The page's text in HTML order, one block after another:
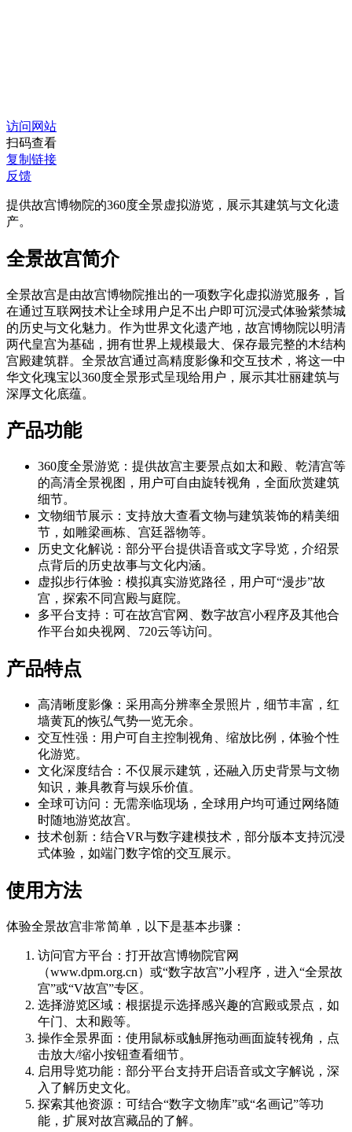
访问网站
扫码查看
复制链接
反馈
提供故宫博物院的360度全景虚拟游览，展示其建筑与文化遗
产。
全景故宫简介
全景故宫是由故宫博物院推出的一项数字化虚拟游览服务，旨
在通过互联网技术让全球用户足不出户即可沉浸式体验紫禁城
的历史与文化魅力。作为世界文化遗产地，故宫博物院以明清
两代皇宫为基础，拥有世界上规模最大、保存最完整的木结构
宫殿建筑群。全景故宫通过高精度影像和交互技术，将这一中
华文化瑰宝以360度全景形式呈现给用户，展示其壮丽建筑与
深厚文化底蕴。
产品功能
360度全景游览：提供故宫主要景点如太和殿、乾清宫等
的高清全景视图，用户可自由旋转视角，全面欣赏建筑
细节。
文物细节展示：支持放大查看文物与建筑装饰的精美细
节，如雕梁画栋、宫廷器物等。
历史文化解说：部分平台提供语音或文字导览，介绍景
点背后的历史故事与文化内涵。
虚拟步行体验：模拟真实游览路径，用户可“漫步”故
宫，探索不同宫殿与庭院。
多平台支持：可在故宫官网、数字故宫小程序及其他合
作平台如央视网、720云等访问。
产品特点
高清晰度影像：采用高分辨率全景照片，细节丰富，红
墙黄瓦的恢弘气势一览无余。
交互性强：用户可自主控制视角、缩放比例，体验个性
化游览。
文化深度结合：不仅展示建筑，还融入历史背景与文物
知识，兼具教育与娱乐价值。
全球可访问：无需亲临现场，全球用户均可通过网络随
时随地游览故宫。
技术创新：结合VR与数字建模技术，部分版本支持沉浸
式体验，如端门数字馆的交互展示。
使用方法
体验全景故宫非常简单，以下是基本步骤：
访问官方平台：打开故宫博物院官网
（www.dpm.org.cn）或“数字故宫”小程序，进入“全景故
宫”或“V故宫”专区。
选择游览区域：根据提示选择感兴趣的宫殿或景点，如
午门、太和殿等。
操作全景界面：使用鼠标或触屏拖动画面旋转视角，点
击放大/缩小按钮查看细节。
启用导览功能：部分平台支持开启语音或文字解说，深
入了解历史文化。
探索其他资源：可结合“数字文物库”或“名画记”等功
能，扩展对故宫藏品的了解。